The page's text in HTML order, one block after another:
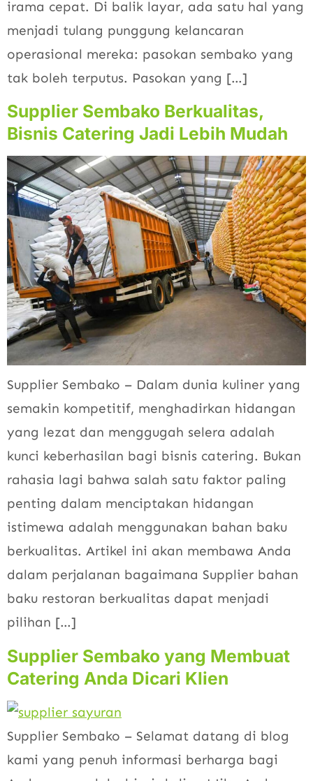
irama cepat. Di balik layar, ada satu hal yang
menjadi tulang punggung kelancaran
operasional mereka: pasokan sembako yang
tak boleh terputus. Pasokan yang […]
Supplier Sembako Berkualitas,
Bisnis Catering Jadi Lebih Mudah
Supplier Sembako – Dalam dunia kuliner yang
semakin kompetitif, menghadirkan hidangan
yang lezat dan menggugah selera adalah
kunci keberhasilan bagi bisnis catering. Bukan
rahasia lagi bahwa salah satu faktor paling
penting dalam menciptakan hidangan
istimewa adalah menggunakan bahan baku
berkualitas. Artikel ini akan membawa Anda
dalam perjalanan bagaimana Supplier bahan
baku restoran berkualitas dapat menjadi
pilihan […]
Supplier Sembako yang Membuat
Catering Anda Dicari Klien
Supplier Sembako – Selamat datang di blog
kami yang penuh informasi berharga bagi